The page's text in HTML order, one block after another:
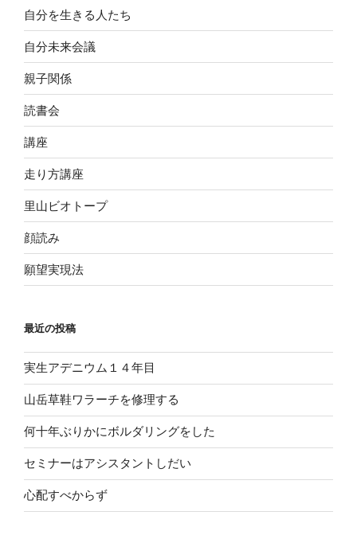
自分を生きる人たち
自分未来会議
親子関係
読書会
講座
走り方講座
里山ビオトープ
顔読み
願望実現法
最近の投稿
実生アデニウム１４年目
山岳草鞋ワラーチを修理する
何十年ぶりかにボルダリングをした
セミナーはアシスタントしだい
心配すべからず